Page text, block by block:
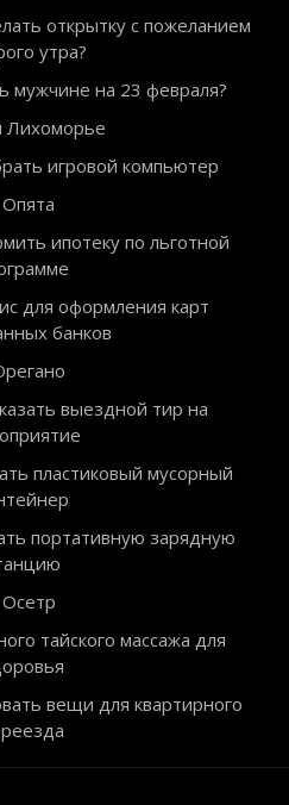
открытку с пожеланием
утра?
мужчине на 23 февраля?
Лихоморье
игровой компьютер
Опята
ипотеку по льготной
для оформления карт
банков
выездной тир на
пластиковый мусорный
портативную зарядную
Осетр
тайского массажа для
вещи для квартирного